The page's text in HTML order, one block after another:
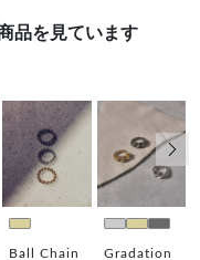
品を見ています
Ball Chain
Gradation
次の